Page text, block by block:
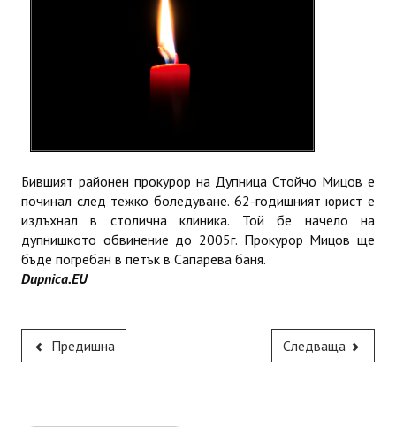
Бележити дупничани
Населени места
ЗАБРАВЕНАТА ДУПНИЦА
СВОБОДНИ РАБОТНИ МЕСТА
Бившият районен прокурор на Дупница Стойчо Мицов е
починал след тежко боледуване. 62-годишният юрист е
издъхнал в столична клиника. Той бе начело на
дупнишкото обвинение до 2005г. Прокурор Мицов ще
бъде погребан в петък в Сапарева баня.
Dupnica.EU
Предишна Следваща